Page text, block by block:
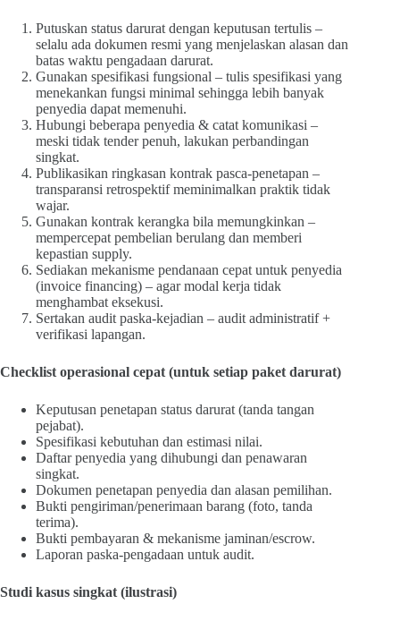
Putuskan status darurat dengan keputusan tertulis –
selalu ada dokumen resmi yang menjelaskan alasan dan
batas waktu pengadaan darurat.
Gunakan spesifikasi fungsional – tulis spesifikasi yang
menekankan fungsi minimal sehingga lebih banyak
penyedia dapat memenuhi.
Hubungi beberapa penyedia & catat komunikasi –
meski tidak tender penuh, lakukan perbandingan
singkat.
Publikasikan ringkasan kontrak pasca-penetapan –
transparansi retrospektif meminimalkan praktik tidak
wajar.
Gunakan kontrak kerangka bila memungkinkan –
mempercepat pembelian berulang dan memberi
kepastian supply.
Sediakan mekanisme pendanaan cepat untuk penyedia
(invoice financing) – agar modal kerja tidak
menghambat eksekusi.
Sertakan audit paska-kejadian – audit administratif +
verifikasi lapangan.
Checklist operasional cepat (untuk setiap paket darurat)
Keputusan penetapan status darurat (tanda tangan
pejabat).
Spesifikasi kebutuhan dan estimasi nilai.
Daftar penyedia yang dihubungi dan penawaran
singkat.
Dokumen penetapan penyedia dan alasan pemilihan.
Bukti pengiriman/penerimaan barang (foto, tanda
terima).
Bukti pembayaran & mekanisme jaminan/escrow.
Laporan paska-pengadaan untuk audit.
Studi kasus singkat (ilustrasi)